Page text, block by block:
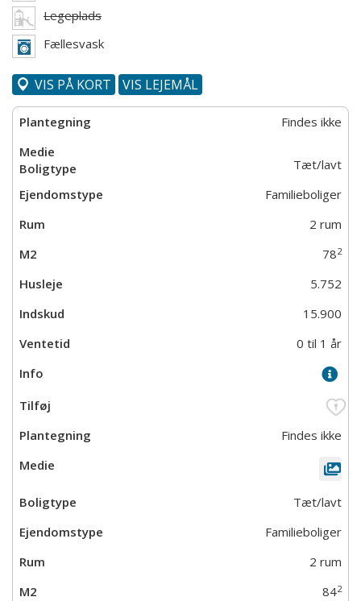
Legeplads
Fællesvask
VIS PÅ KORT VIS LEJEMÅL
Findes ikke
Tæt/lavt
Familieboliger
2 rum
782
5.752
15.900
0 til 1 år
Findes ikke
Tæt/lavt
Familieboliger
2 rum
842